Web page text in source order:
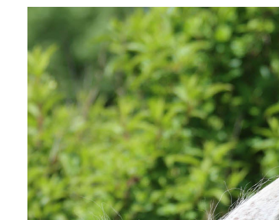
Nag Horse Ranch
Natural'Innov
Nellumbo
Pikeur
Pikeur Spring / Summer 2026
Pikeur Autumn - Winter 2025
Pikeur Spring/Summer 2025
Premier Equine
Ps of Sweden
Racer®